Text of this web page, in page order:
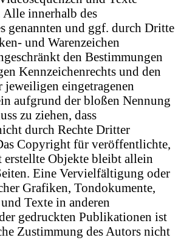
innerhalb des
genannten und ggf. durch Dritte
und Warenzeichen
den Bestimmungen
Kennzeichenrechts und den
jeweiligen eingetragenen
aufgrund der bloßen Nennung
zu ziehen, dass
durch Rechte Dritter
Copyright für veröffentlichte,
erstellte Objekte bleibt allein
Eine Vervielfältigung oder
Grafiken, Tondokumente,
Texte in anderen
gedruckten Publikationen ist
Zustimmung des Autors nicht